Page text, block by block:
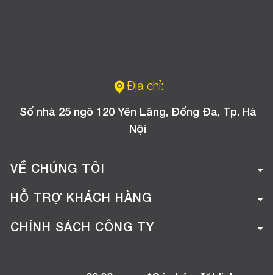
Địa chỉ:
Số nhà 25 ngõ 120 Yên Lãng, Đống Đa, Tp. Hà
Nội
VỀ CHÚNG TÔI
Giới thiệu công ty
Tuyển dụng
HỖ TRỢ KHÁCH HÀNG
Hướng dẫn mua hàng online
CHÍNH SÁCH CÔNG TY